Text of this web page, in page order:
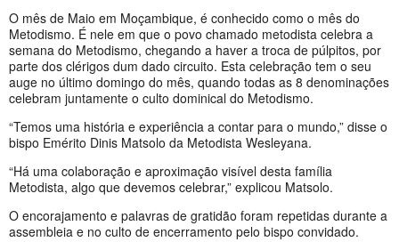
O mês de Maio em Moçambique, é conhecido como o mês do
Metodismo. É nele em que o povo chamado metodista celebra a
semana do Metodismo, chegando a haver a troca de púlpitos, por
parte dos clérigos dum dado circuito. Esta celebração tem o seu
auge no último domingo do mês, quando todas as 8 denominações
celebram juntamente o culto dominical do Metodismo.
“Temos uma história e experiência a contar para o mundo,” disse o
bispo Emérito Dinis Matsolo da Metodista Wesleyana.
“Há uma colaboração e aproximação visível desta família
Metodista, algo que devemos celebrar,” explicou Matsolo.
O encorajamento e palavras de gratidão foram repetidas durante a
assembleia e no culto de encerramento pelo bispo convidado.